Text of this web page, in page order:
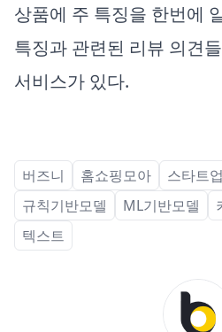
상품에 주 특징을 한번에
특징과 관련된 리뷰 의견
서비스가 있다.
버즈니 홈쇼핑모아 스타트업
규칙기반모델
ML기반모델
텍스트